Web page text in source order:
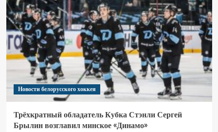
Новости белорусского хоккея
Трёхкратный обладатель Кубка Стэнли Сергей
Брылин возглавил минское «Динамо»